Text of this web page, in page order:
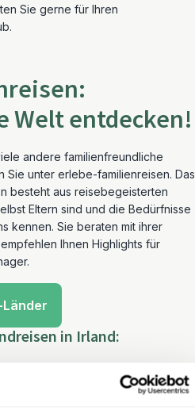
Sie gerne für Ihren
Welt entdecken!
andere familienfreundliche
Sie unter erlebe-familienreisen. Das
besteht aus reisebegeisterten
Eltern sind und die Bedürfnisse
kennen. Sie beraten mit ihrer
Ihnen Highlights für
in Irland: